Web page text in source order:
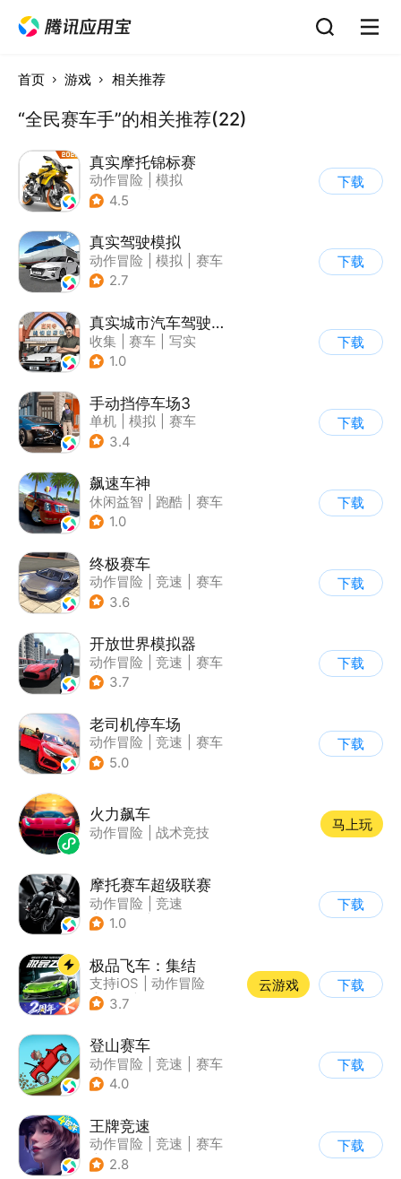
首页 游戏 相关推荐
“全民赛车手”的相关推荐(22)
真实摩托锦标赛
动作冒险
模拟
| 摩托车
4.5
下载
真实驾驶模拟
动作冒险 模拟
赛车
| 漂移
2.7
下载
真实城市汽车驾驶3D
收集 赛车
写实
| 竞速
1.0
下载
手动挡停车场3
单机 模拟
赛车
| 开放世界
3.4
下载
飙速车神
休闲益智 跑酷
赛车
| 漂移
1.0
下载
终极赛车
动作冒险 竞速
赛车
3.6
下载
开放世界模拟器
动作冒险 竞速
赛车
| 开放世界
3.7
下载
老司机停车场
动作冒险 竞速
赛车
| 写实
5.0
下载
火力飙车
动作冒险 战术竞技
马上玩
摩托赛车超级联赛
动作冒险
竞速
| 摩托车
1.0
下载
极品飞车：集结
支持iOS
动作冒险
| 竞速
3.7
云游戏 下载
登山赛车
动作冒险 竞速
赛车
| 卡通
4.0
下载
王牌竞速
动作冒险 竞速
赛车
| 漂移
2.8
下载